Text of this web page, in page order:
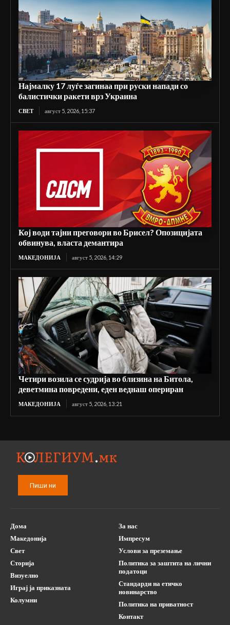
Најмалку 17 луѓе загинаа при руски напади со
балистички ракети врз Украина
СВЕТ август 5, 2026, 15:37
Кој води тајни преговори во Брисел? Опозицијата
обвинува, власта демантира
МАКЕДОНИЈА август 5, 2026, 14:29
Четири возила се судрија во близина на Битола,
деветмина повредени, еден веднаш опериран
МАКЕДОНИЈА август 5, 2026, 13:21
Пиши ни
Дома
Македонија
Свет
Сторија
Визуелно
Играј ја приказната
Колумни
За нас
Импресум
Услови за преземање
Политика за заштита на лични
податоци
Стандарди на етичко
новинарство
Политика на приватност
Контакт